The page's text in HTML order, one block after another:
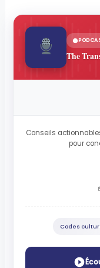
The
Conseils
pour
Codes